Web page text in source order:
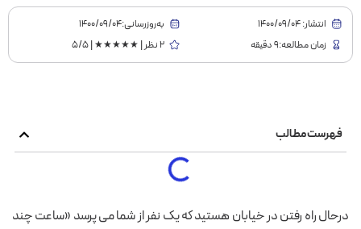
انتشار:1400/09/04
به‌روز‌رسانی:۱۴۰۰/۰۹/۰۴
زمان مطالعه:9 دقیقه
2 نظر | ★★★★★ | 5/5
فهرست مطالب
درحال راه رفتن در خیابان هستید که یک نفر از شما می پرسد «ساعت چند